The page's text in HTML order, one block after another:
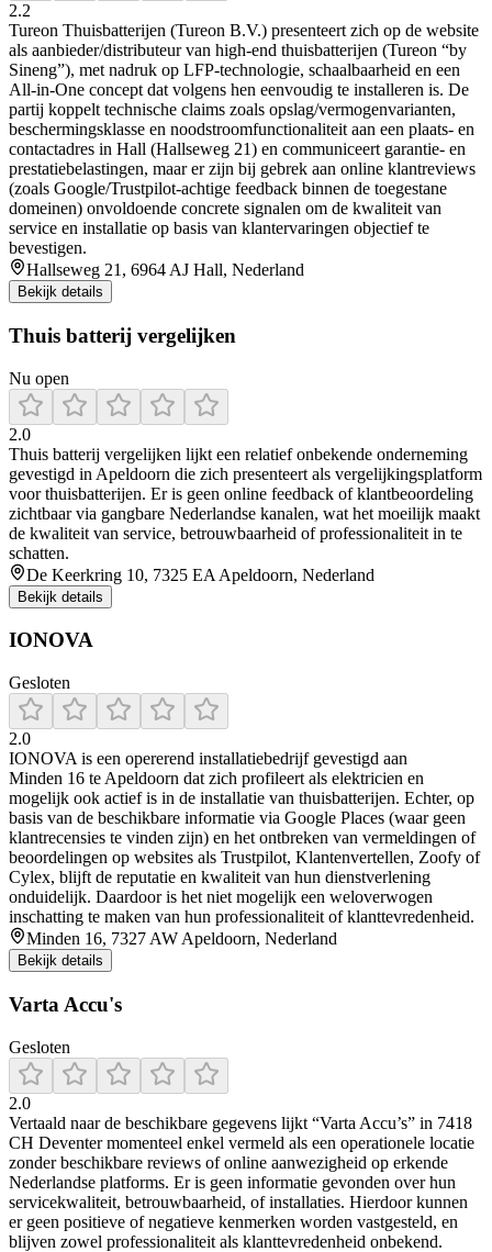
2.2
Tureon Thuisbatterijen (Tureon B.V.) presenteert zich op de website
als aanbieder/distributeur van high-end thuisbatterijen (Tureon “by
Sineng”), met nadruk op LFP-technologie, schaalbaarheid en een
All-in-One concept dat volgens hen eenvoudig te installeren is. De
partij koppelt technische claims zoals opslag/vermogenvarianten,
beschermingsklasse en noodstroomfunctionaliteit aan een plaats- en
contactadres in Hall (Hallseweg 21) en communiceert garantie- en
prestatiebelastingen, maar er zijn bij gebrek aan online klantreviews
(zoals Google/Trustpilot-achtige feedback binnen de toegestane
domeinen) onvoldoende concrete signalen om de kwaliteit van
service en installatie op basis van klantervaringen objectief te
bevestigen.
Hallseweg 21, 6964 AJ Hall, Nederland
Bekijk details
Thuis batterij vergelijken
Nu open
2.0
Thuis batterij vergelijken lijkt een relatief onbekende onderneming
gevestigd in Apeldoorn die zich presenteert als vergelijkingsplatform
voor thuisbatterijen. Er is geen online feedback of klantbeoordeling
zichtbaar via gangbare Nederlandse kanalen, wat het moeilijk maakt
de kwaliteit van service, betrouwbaarheid of professionaliteit in te
schatten.
De Keerkring 10, 7325 EA Apeldoorn, Nederland
Bekijk details
IONOVA
Gesloten
2.0
IONOVA is een opererend installatiebedrijf gevestigd aan
Minden 16 te Apeldoorn dat zich profileert als elektricien en
mogelijk ook actief is in de installatie van thuisbatterijen. Echter, op
basis van de beschikbare informatie via Google Places (waar geen
klantrecensies te vinden zijn) en het ontbreken van vermeldingen of
beoordelingen op websites als Trustpilot, Klantenvertellen, Zoofy of
Cylex, blijft de reputatie en kwaliteit van hun dienstverlening
onduidelijk. Daardoor is het niet mogelijk een weloverwogen
inschatting te maken van hun professionaliteit of klanttevredenheid.
Minden 16, 7327 AW Apeldoorn, Nederland
Bekijk details
Varta Accu's
Gesloten
2.0
Vertaald naar de beschikbare gegevens lijkt “Varta Accu’s” in 7418
CH Deventer momenteel enkel vermeld als een operationele locatie
zonder beschikbare reviews of online aanwezigheid op erkende
Nederlandse platforms. Er is geen informatie gevonden over hun
servicekwaliteit, betrouwbaarheid, of installaties. Hierdoor kunnen
er geen positieve of negatieve kenmerken worden vastgesteld, en
blijven zowel professionaliteit als klanttevredenheid onbekend.